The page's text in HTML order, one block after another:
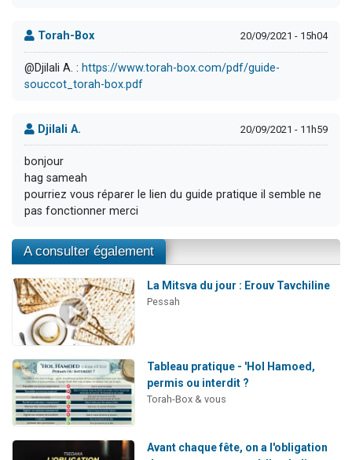
Torah-Box 20/09/2021 - 15h04
@Djilali A. : https://www.torah-box.com/pdf/guide-
souccot_torah-box.pdf
Djilali A. 20/09/2021 - 11h59
bonjour
hag sameah
pourriez vous réparer le lien du guide pratique il semble ne
pas fonctionner merci
A consulter également
La Mitsva du jour : Erouv Tavchiline
Pessah
Tableau pratique - 'Hol Hamoed,
permis ou interdit ?
Torah-Box & vous
Avant chaque fête, on a l'obligation